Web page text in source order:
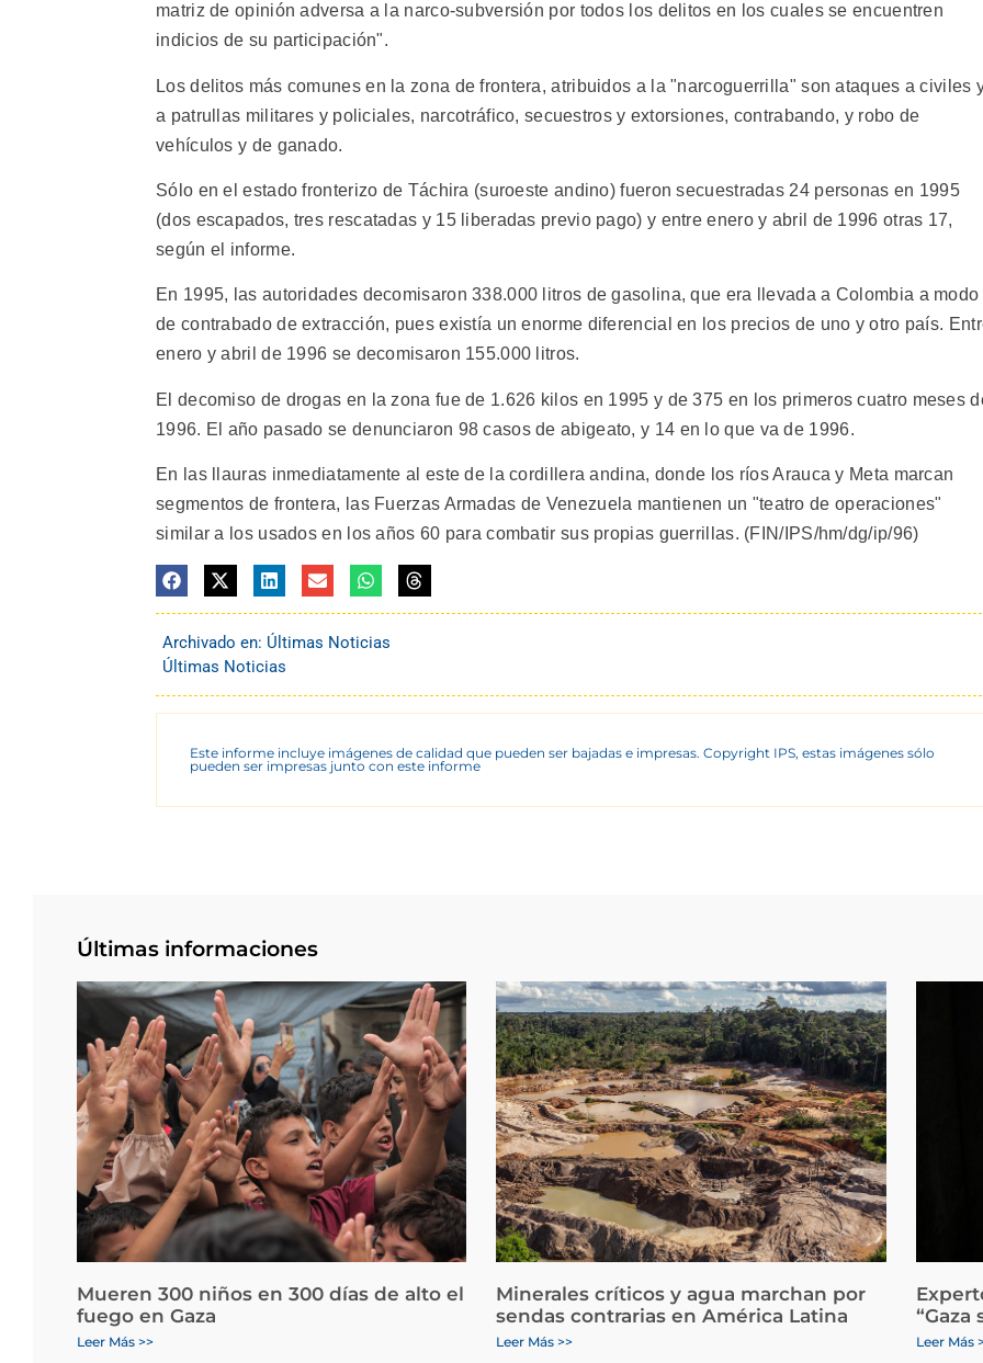
matriz de opinión adversa a la narco-subversión por todos los delitos en los cuales se encuentren
indicios de su participación".
Los delitos más comunes en la zona de frontera, atribuidos a la "narcoguerrilla" son ataques a civiles
a patrullas militares y policiales, narcotráfico, secuestros y extorsiones, contrabando, y robo de
vehículos y de ganado.
Sólo en el estado fronterizo de Táchira (suroeste andino) fueron secuestradas 24 personas en 1995
(dos escapados, tres rescatadas y 15 liberadas previo pago) y entre enero y abril de 1996 otras 17,
según el informe.
En 1995, las autoridades decomisaron 338.000 litros de gasolina, que era llevada a Colombia a modo
de contrabado de extracción, pues existía un enorme diferencial en los precios de uno y otro país.
enero y abril de 1996 se decomisaron 155.000 litros.
El decomiso de drogas en la zona fue de 1.626 kilos en 1995 y de 375 en los primeros cuatro meses
1996. El año pasado se denunciaron 98 casos de abigeato, y 14 en lo que va de 1996.
En las llauras inmediatamente al este de la cordillera andina, donde los ríos Arauca y Meta marcan
segmentos de frontera, las Fuerzas Armadas de Venezuela mantienen un "teatro de operaciones"
similar a los usados en los años 60 para combatir sus propias guerrillas. (FIN/IPS/hm/dg/ip/96)
Archivado en: Últimas Noticias
Últimas Noticias
Este informe incluye imágenes de calidad que pueden ser bajadas e impresas. Copyright IPS, estas imágenes sólo
pueden ser impresas junto con este informe
Últimas informaciones
Mueren 300 niños en 300 días de alto el
fuego en Gaza
Leer Más >>
Minerales críticos y agua marchan por
sendas contrarias en América Latina
Leer Más >>
“Gaza
Leer Más